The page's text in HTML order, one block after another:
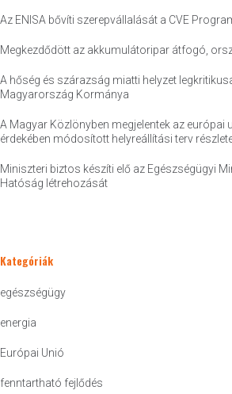
Az ENISA bővíti szerepvállalását a CVE
Megkezdődött az akkumulátoripar átfogó,
A hőség és szárazság miatti helyzet
Magyarország Kormánya
A Magyar Közlönyben megjelentek az európai
érdekében módosított helyreállítási terv
Miniszteri biztos készíti elő az Egészségügyi
Hatóság létrehozását
Kategóriák
egészségügy
energia
Európai Unió
fenntartható fejlődés